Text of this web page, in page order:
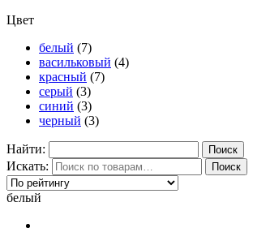
Цвет
белый (7)
васильковый (4)
красный (7)
серый (3)
синий (3)
черный (3)
Найти:
Искать:
Поиск
белый